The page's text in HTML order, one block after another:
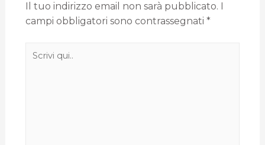
Il tuo indirizzo email non sarà pubblicato.
campi obbligatori sono contrassegnati *